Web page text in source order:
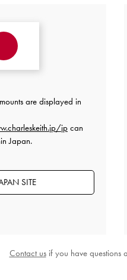
are displayed in
jpcan
Japan.
SITE
Contact usif you have questions